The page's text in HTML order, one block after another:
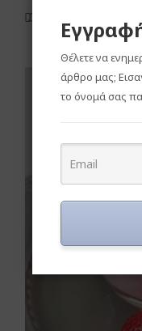
Θέλετε να
άρθρο μας;
το όνομά σας